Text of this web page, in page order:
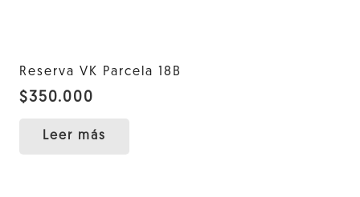
Reserva VK Parcela 18B
$350.000
Leer más